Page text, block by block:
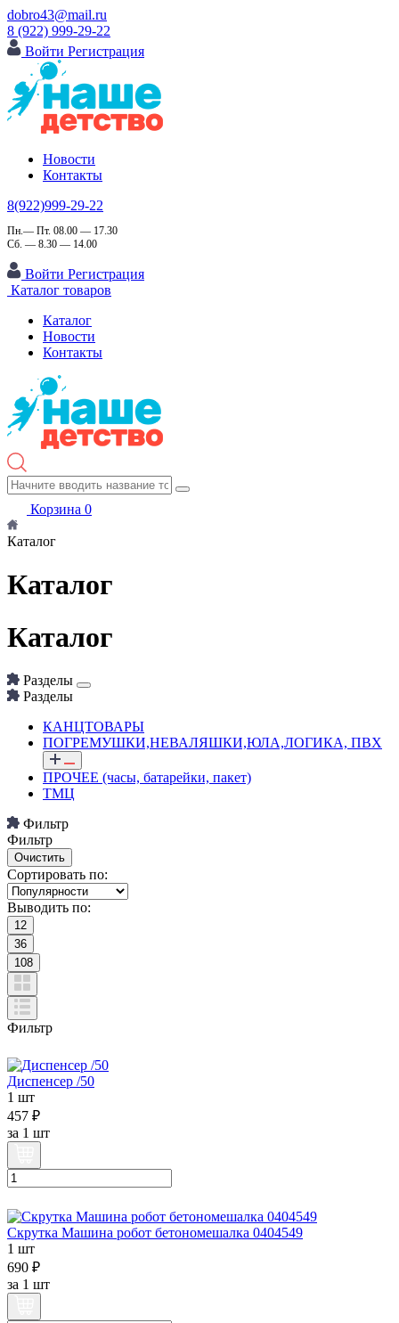
dobro43@mail.ru
8 (922) 999-29-22
Войти Регистрация
Новости
Контакты
8(922)999-29-22
Пн.— Пт. 08.00 — 17.30
Сб. — 8.30 — 14.00
Войти Регистрация
Каталог товаров
Каталог
Новости
Контакты
Корзина 0
Каталог
Каталог
Каталог
Разделы
Разделы
КАНЦТОВАРЫ
ПОГРЕМУШКИ,НЕВАЛЯШКИ,ЮЛА,ЛОГИКА, ПВХ
ПРОЧЕЕ (часы, батарейки, пакет)
ТМЦ
Фильтр
Фильтр
Сортировать по:
Выводить по:
12
36
108
Фильтр
Диспенсер /50
1 шт
457 ₽
за 1 шт
Скрутка Машина робот бетономешалка 0404549
1 шт
690 ₽
за 1 шт